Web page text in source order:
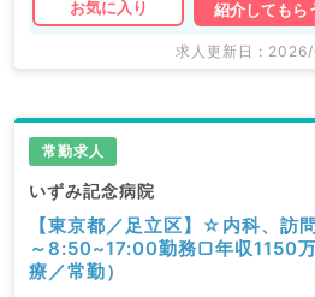
お気に入り
紹介してもら
求人更新日 :
常勤求人
いずみ記念病院
【東京都／足立区】☆内科、訪
～8:50~17:00勤務▢年収1150
療／常勤）